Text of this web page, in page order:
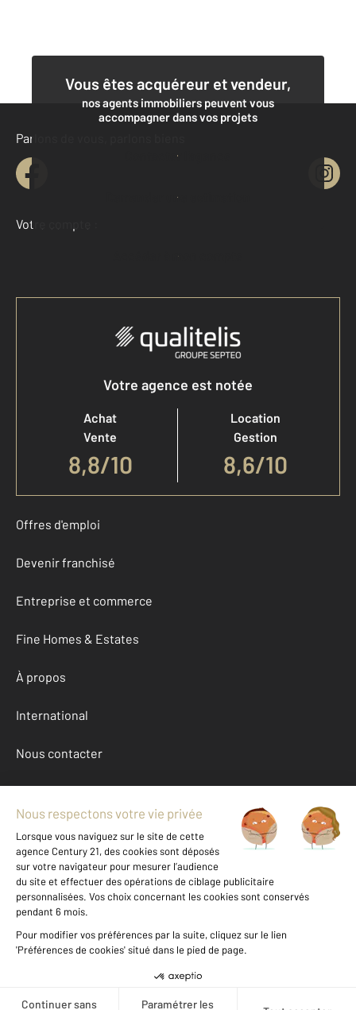
Vous êtes acquéreur et vendeur,
nos agents immobiliers peuvent vous
accompagner dans vos projets
Contacter l'agence
Demander une estimation
Parlons de vous, parlons biens
Votre compte :
Accéder à mon compte
Votre agence est notée
Achat
Vente
8,8/10
Location
Gestion
8,6/10
Offres d'emploi
Devenir franchisé
Entreprise et commerce
Fine Homes & Estates
À propos
International
Nous contacter
Mentions légales & CGU et Barèmes d'honoraires
Données personnelles
Gestionnaire des cookies
Achat maison autour de LADOIX SERRIGNY (21550)